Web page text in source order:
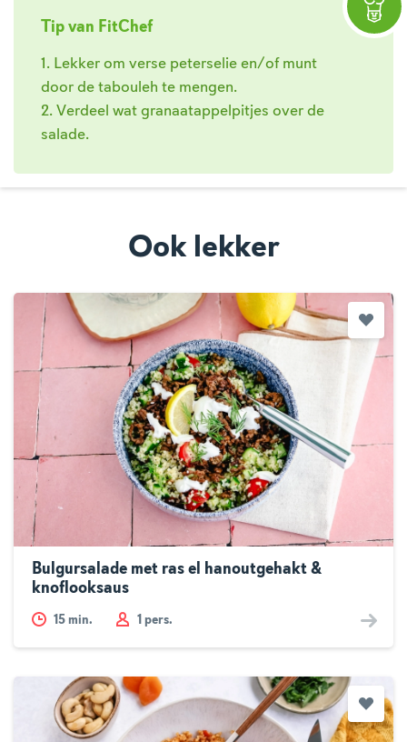
Tip van FitChef
1. Lekker om verse peterselie en/of munt
door de tabouleh te mengen.
2. Verdeel wat granaatappelpitjes over de
salade.
Ook lekker
Bulgursalade met ras el hanoutgehakt &
knoflooksaus
15 min. 1 pers.